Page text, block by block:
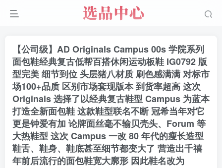
【公司级】AD Originals Campus 00s 学院系列
面包鞋经典复古低帮百搭休闲运动板鞋 IG0792 版
型完美 细节到位 头层猪八材质 刷色感满满 对标市
场100+品质 区别市场套现版本 到货率超高 这次
Originals 选择了以经典复古鞋型 Campus 为蓝本
打造全新面包鞋 这款鞋型联名不断 冠希当年对它
更是钟爱有加 论牌面丝毫不输贝壳头、Forum 等
大热鞋型 这次 Campus 一改 80 年代的瘦长造型
鞋舌、鞋身、鞋底甚至细节都变大了 营造出千禧
年前后流行的面包鞋宽大廓形 因此鞋名改为